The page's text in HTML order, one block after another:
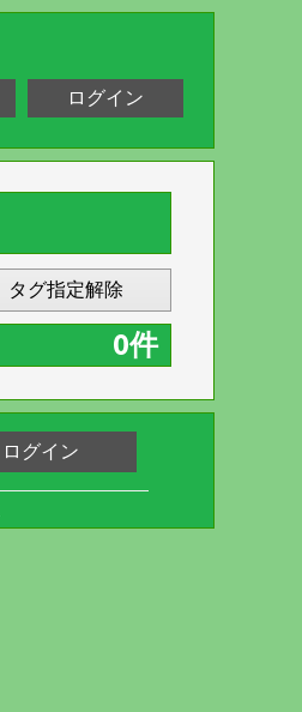
ログイン
タグ指定解除
0件
ログイン